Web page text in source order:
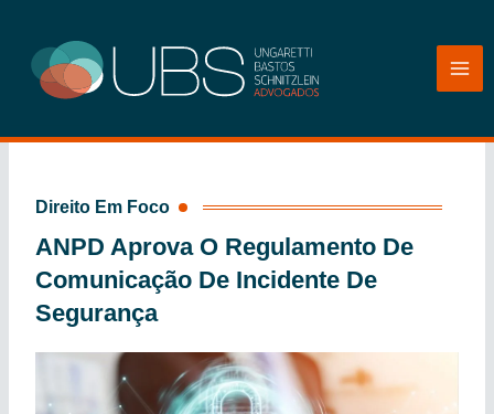
conteúdo
Direito Em Foco
ANPD Aprova O Regulamento De
Comunicação De Incidente De
Segurança